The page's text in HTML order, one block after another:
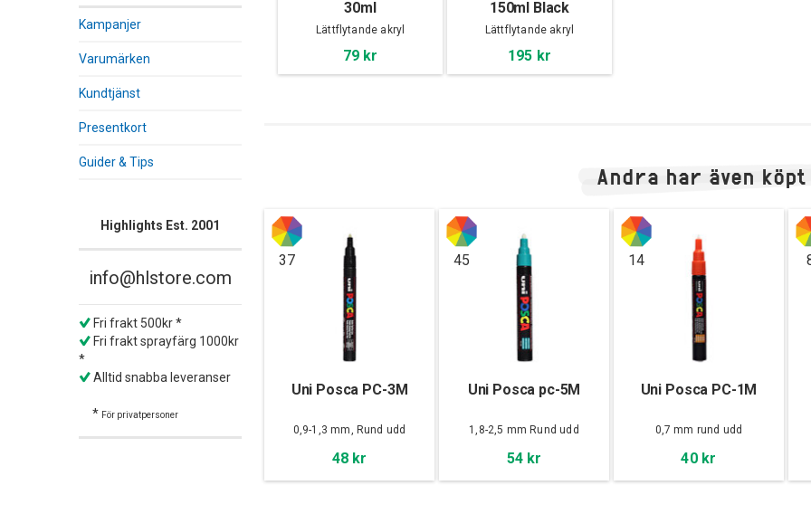
Kampanjer
Varumärken
Kundtjänst
Presentkort
Guider & Tips
Highlights Est. 2001
info@hlstore.com
Fri frakt 500kr *
Fri frakt sprayfärg 1000kr
*
Alltid snabba leveranser
* För privatpersoner
30ml
Lättflytande akryl
79 kr
150ml Black
Lättflytande akryl
195 kr
Andra har även köpt
37
Uni Posca PC-3M
0,9-1,3 mm, Rund udd
48 kr
45
Uni Posca pc-5M
1,8-2,5 mm Rund udd
54 kr
14
Uni Posca PC-1M
0,7 mm rund udd
40 kr